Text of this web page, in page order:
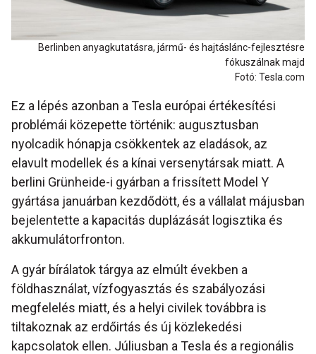
Berlinben anyagkutatásra, jármű- és hajtáslánc-fejlesztésre
fókuszálnak majd
Fotó: Tesla.com
Ez a lépés azonban a Tesla európai értékesítési
problémái közepette történik: augusztusban
nyolcadik hónapja csökkentek az eladások, az
elavult modellek és a kínai versenytársak miatt. A
berlini Grünheide-i gyárban a frissített Model Y
gyártása januárban kezdődött, és a vállalat májusban
bejelentette a kapacitás duplázását logisztika és
akkumulátorfronton.
A gyár bírálatok tárgya az elmúlt években a
földhasználat, vízfogyasztás és szabályozási
megfelelés miatt, és a helyi civilek továbbra is
tiltakoznak az erdőirtás és új közlekedési
kapcsolatok ellen. Júliusban a Tesla és a regionális